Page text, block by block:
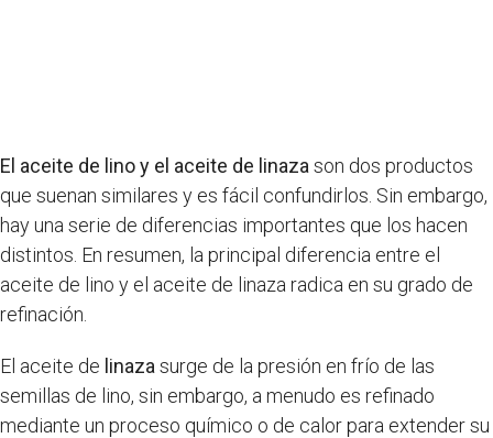
El aceite de lino y el aceite de linaza son dos productos
que suenan similares y es fácil confundirlos. Sin embargo,
hay una serie de diferencias importantes que los hacen
distintos. En resumen, la principal diferencia entre el
aceite de lino y el aceite de linaza radica en su grado de
refinación.
El aceite de linaza surge de la presión en frío de las
semillas de lino, sin embargo, a menudo es refinado
mediante un proceso químico o de calor para extender su